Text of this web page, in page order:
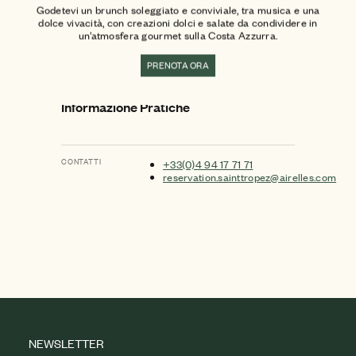
sulla spiaggia dell’Escalet, a Ramatuelle.
Informazione Pratiche
CONTATTI
+33(0)4 94 17 71 71
reservation.sainttropez@airelles.com
Godetevi un brunch soleggiato e conviviale, tra musica e una
dolce vivacità, con creazioni dolci e salate da condividere in
un’atmosfera gourmet sulla Costa Azzurra.
PRENOTA ORA
NEWSLETTER